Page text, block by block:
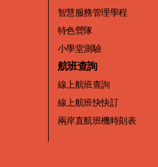
智慧服務管理學程
特色營隊
小學堂測驗
航班查詢
線上航班查詢
線上航班快快訂
兩岸直航班機時刻表